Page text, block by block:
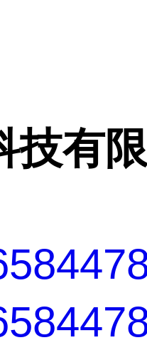
技有